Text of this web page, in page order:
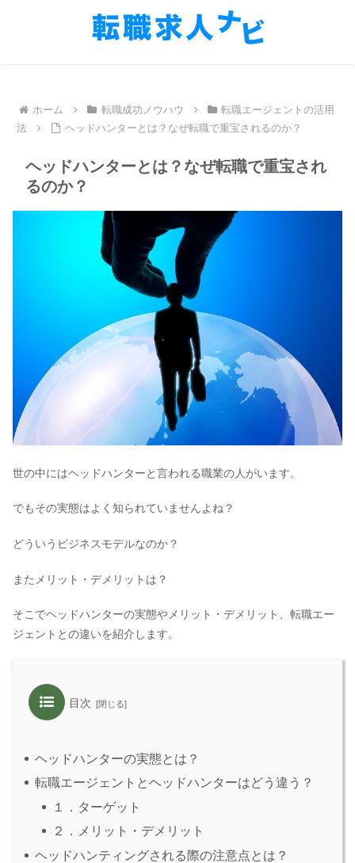
ホーム 転職成功ノウハウ
転職エージェントの活用
法
ヘッドハンターとは？なぜ転職で重宝されるのか？
ヘッドハンターとは？なぜ転職で重宝され
るのか？
世の中にはヘッドハンターと言われる職業の人がいます。
でもその実態はよく知られていませんよね？
どういうビジネスモデルなのか？
またメリット・デメリットは？
そこでヘッドハンターの実態やメリット・デメリット、転職エー
ジェントとの違いを紹介します。
目次
ヘッドハンターの実態とは？
転職エージェントとヘッドハンターはどう違う？
１．ターゲット
２．メリット・デメリット
ヘッドハンティングされる際の注意点とは？